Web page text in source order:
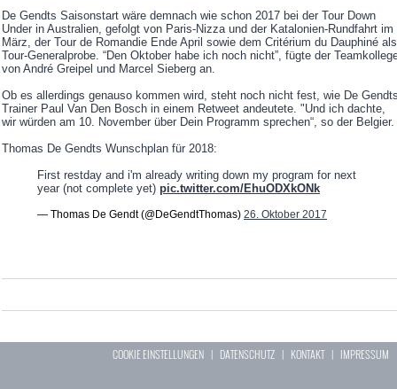
De Gendts Saisonstart wäre demnach wie schon 2017 bei der Tour Down
Under in Australien, gefolgt von Paris-Nizza und der Katalonien-Rundfahrt im
März, der Tour de Romandie Ende April sowie dem Critérium du Dauphiné als
Tour-Generalprobe. “Den Oktober habe ich noch nicht”, fügte der
von André Greipel und Marcel Sieberg an.
Ob es allerdings genauso kommen wird, steht noch nicht fest, wie De
Trainer Paul Van Den Bosch in einem Retweet andeutete. "Und ich dachte,
wir würden am 10. November über Dein Programm sprechen“, so der Belgier.
Thomas De Gendts Wunschplan für 2018:
First restday and i'm already writing down my program for next
year (not complete yet) pic.twitter.com/EhuODXkONk
— Thomas De Gendt (@DeGendtThomas) 26. Oktober 2017
COOKIE EINSTELLUNGEN | DATENSCHUTZ | KONTAKT| IMPRESSUM